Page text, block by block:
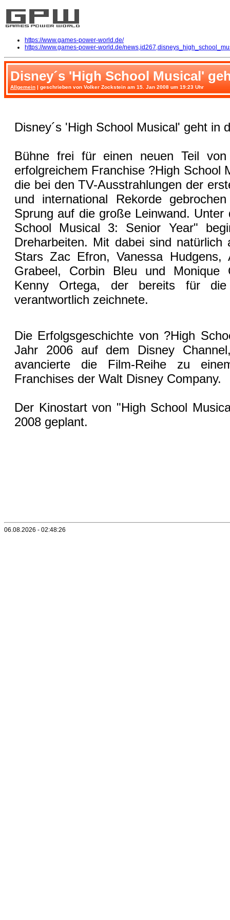
https://www.games-power-world.de/
https://www.games-power-world.de/
Disney´s 'High School Musical'
Allgemein | geschrieben von Volker Zockstein am 15. Jan 2008 um 19:23 Uhr
Disney´s 'High School Musical' geht in
Bühne frei für einen neuen Teil von
erfolgreichem Franchise ?High School
die bei den TV-Ausstrahlungen der
und international Rekorde
Sprung auf die große Leinwand. Unter
School Musical 3: Senior Year"
Dreharbeiten. Mit dabei sind natürlich
Stars Zac Efron, Vanessa Hudgens,
Grabeel, Corbin Bleu und Monique
Kenny Ortega, der bereits für
verantwortlich zeichnete.
Die Erfolgsgeschichte von ?High
Jahr 2006 auf dem Disney
avancierte die Film-Reihe zu
Franchises der Walt Disney Company.
Der Kinostart von "High School
2008 geplant.
06.08.2026 - 02:48:26